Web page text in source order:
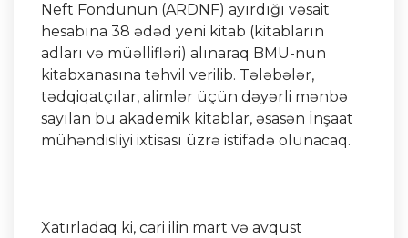
Neft Fondunun (ARDNF) ayırdığı vəsait
hesabına 38 ədəd yeni kitab (kitabların
adları və müəllifləri) alınaraq BMU-nun
kitabxanasına təhvil verilib. Tələbələr,
tədqiqatçılar, alimlər üçün dəyərli mənbə
sayılan bu akademik kitablar, əsasən İnşaat
mühəndisliyi ixtisası üzrə istifadə olunacaq.
Xatırladaq ki, cari ilin mart və avqust